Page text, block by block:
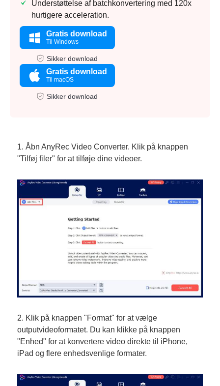
Understøttelse af batchkonvertering med 120x
hurtigere acceleration.
Gratis download
Til Windows
Sikker download
Gratis download
Til macOS
Sikker download
1. Åbn AnyRec Video Converter. Klik på knappen
"Tilføj filer" for at tilføje dine videoer.
2. Klik på knappen "Format" for at vælge
outputvideoformatet. Du kan klikke på knappen
"Enhed" for at konvertere video direkte til iPhone,
iPad og flere enhedsvenlige formater.